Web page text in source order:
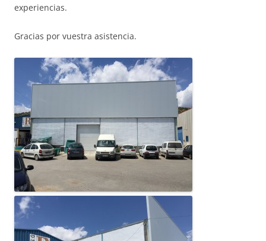
experiencias.
Gracias por vuestra asistencia.